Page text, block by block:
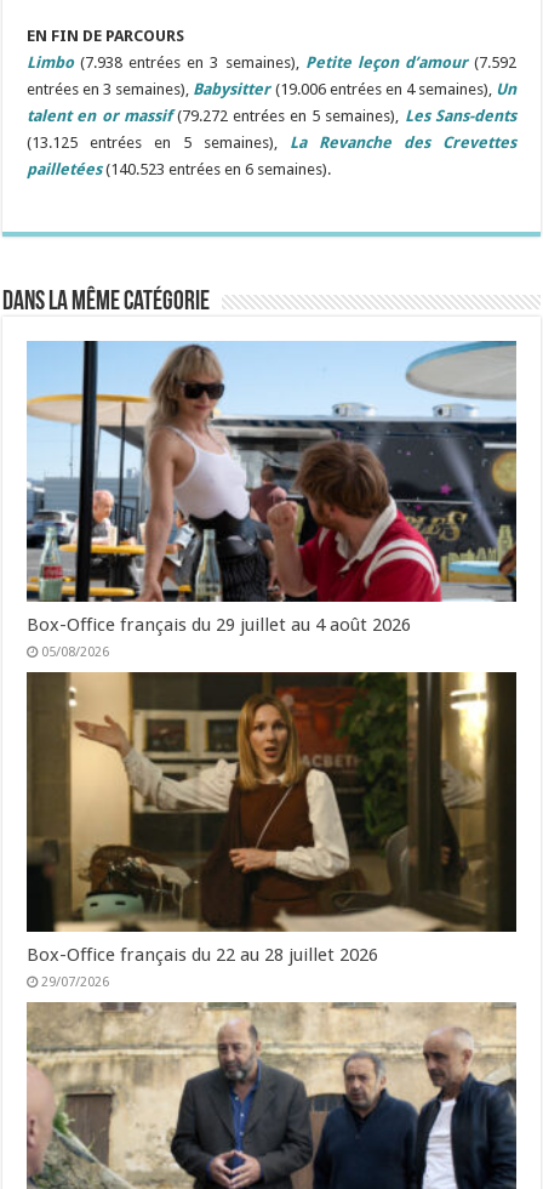
EN FIN DE PARCOURS
Limbo (7.938 entrées en 3 semaines), Petite leçon d’amour (7.592
entrées en 3 semaines), Babysitter (19.006 entrées en 4 semaines), Un
talent en or massif (79.272 entrées en 5 semaines), Les Sans-dents
(13.125 entrées en 5 semaines), La Revanche des Crevettes
pailletées (140.523 entrées en 6 semaines).
Dans la même catégorie
Box-Office français du 29 juillet au 4 août 2026
05/08/2026
Box-Office français du 22 au 28 juillet 2026
29/07/2026